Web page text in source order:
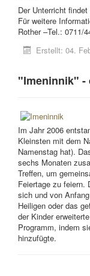
Der Unterricht
Für weitere
Rother –Tel.: 0711/
Erstellt: 04.
"Imeninnik" -
Im Jahr 2006
Kleinsten mit dem
Namenstag hat).
sechs Monaten
Treffen, um
Feiertage zu feiern.
sich und von
Heiligen oder das
der Kinder
Programm, indem
hinzufügte.